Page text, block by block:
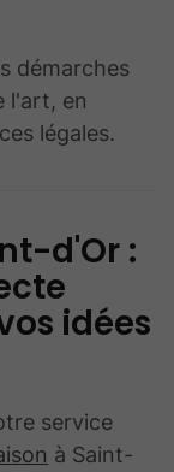
démarches
l'art, en
légales.
d'Or :
idées
service
à Saint-